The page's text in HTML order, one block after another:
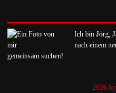
Ich bin Jörg,
nach einem
gemeinsam suchen!
2026